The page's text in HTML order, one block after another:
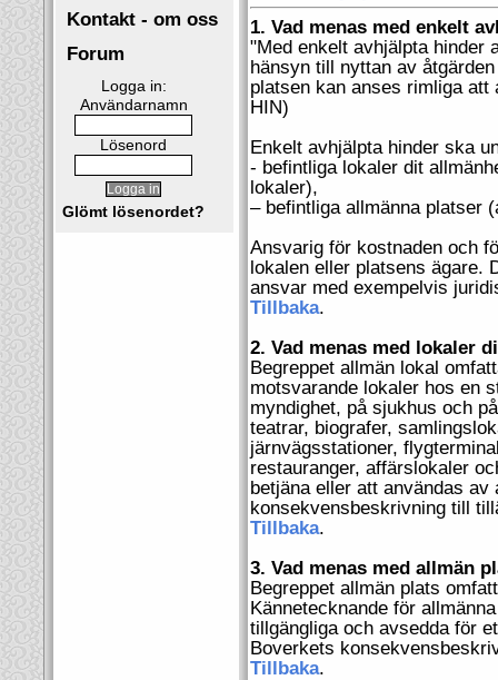
Kontakt - om oss
Forum
Logga in:
Användarnamn
Lösenord
Glömt lösenordet?
1. Vad menas med enkelt
"Med enkelt avhjälpta hinder
hänsyn till nyttan av
platsen kan anses rimliga att
HIN)
Enkelt avhjälpta hinder ska
- befintliga lokaler dit
lokaler),
– befintliga allmänna platser
Ansvarig för kostnaden och
lokalen eller platsens ägare.
ansvar med exempelvis
Tillbaka.
2. Vad menas med lokaler
Begreppet allmän lokal
motsvarande lokaler hos en
myndighet, på sjukhus och
teatrar, biografer,
järnvägsstationer,
restauranger, affärslokaler
betjäna eller att användas
konsekvensbeskrivning till
Tillbaka.
3. Vad menas med allmän
Begreppet allmän plats
Kännetecknande för
tillgängliga och avsedda för
Boverkets
Tillbaka.